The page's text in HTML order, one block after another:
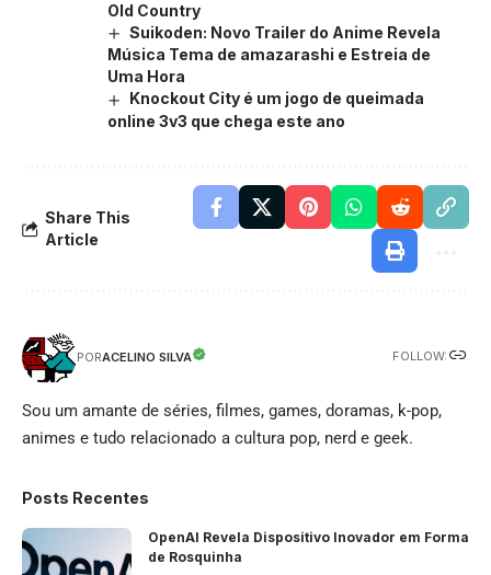
Old Country
Suikoden: Novo Trailer do Anime Revela
Música Tema de amazarashi e Estreia de
Uma Hora
Knockout City é um jogo de queimada
online 3v3 que chega este ano
Share This
Article
PORACELINO SILVA FOLLOW:
Sou um amante de séries, filmes, games, doramas, k-pop,
animes e tudo relacionado a cultura pop, nerd e geek.
Posts Recentes
OpenAI Revela Dispositivo Inovador em Forma
de Rosquinha